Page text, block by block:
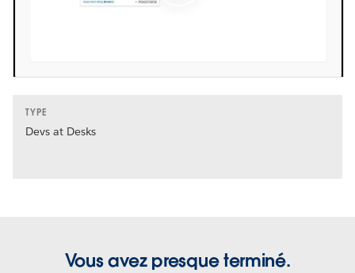
TYPE
Devs at Desks
Vous avez presque terminé.